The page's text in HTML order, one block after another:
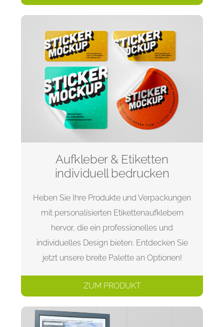
Aufkleber & Etiketten
individuell bedrucken
Heben Sie Ihre Produkte und Verpackungen
mit personalisierten Etikettenaufklebern
hervor, die ein professionelles und
individuelles Design bieten. Entdecken Sie
jetzt unsere breite Palette an Optionen!
ZUM PRODUKT